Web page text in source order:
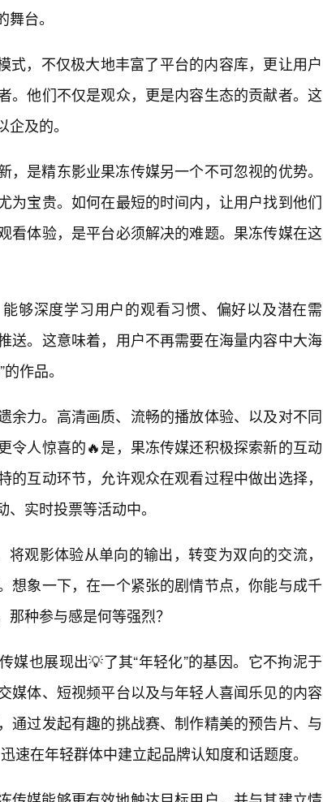
台。
式，不仅极大地丰富了平台的内容库，更让用户
。他们不仅是观众，更是内容生态的贡献者。这
及的。
是精东影业果冻传媒另一个不可忽视的优势。
为宝贵。如何在最短的时间内，让用户找到他们
看体验，是平台必须解决的难题。果冻传媒在这
够深度学习用户的观看习惯、偏好以及潜在需
送。这意味着，用户不再需要在海量内容中大海
作品。
余力。高清画质、流畅的播放体验、以及对不同
令人惊喜的🔥是，果冻传媒还积极探索新的互动
互动环节，允许观众在观看过程中做出选择，
实时投票等活动中。
将观影体验从单向的输出，转变为双向的交流，
想象一下，在一个紧张的剧情节点，你能与成千
那种参与感是何等强烈？
媒也展现出💡了其“年轻化”的基因。它不拘泥于
媒体、短视频平台以及与年轻人喜闻乐见的内容
通过发起有趣的挑战赛、制作精美的预告片、与
速在年轻群体中建立起品牌认知度和话题度。